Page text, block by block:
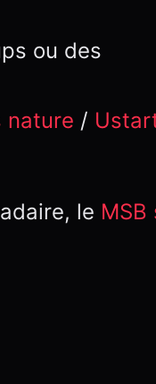
ou des
nature /
le MSB